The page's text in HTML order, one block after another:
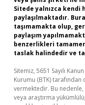
Sitede yalnızca kendi
paylaşılmaktadır.
taşımamakta olup,
paylaşım
benzerlikleri
taslak halindedir ve
Sitemiz, 5651 Sayılı
Kurumu (BTK) tarafından
vermektedir. Bu
veya araştırma